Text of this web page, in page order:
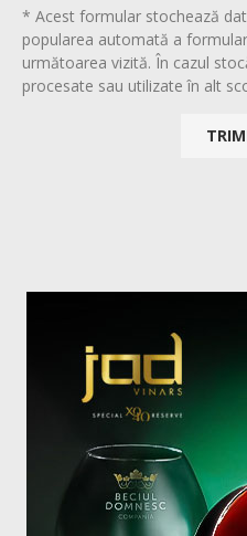
* Acest formular stochează
popularea automată a
următoarea vizită. În cazul
procesate sau utilizate în alt